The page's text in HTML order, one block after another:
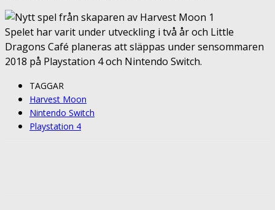
Spelet har varit under utveckling i två år och Little
Dragons Café planeras att släppas under sensommaren
2018 på Playstation 4 och Nintendo Switch.
TAGGAR
Harvest Moon
Nintendo Switch
Playstation 4